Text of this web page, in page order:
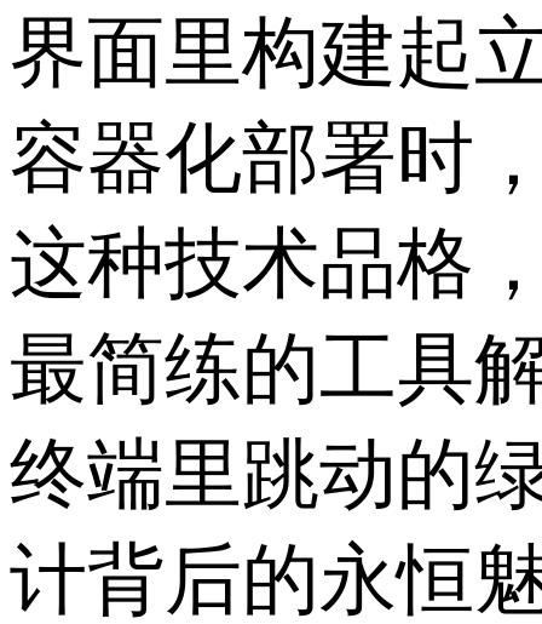
界面里构建起
容器化部署时
这种技术品格
最简练的工具
终端里跳动的
计背后的永恒